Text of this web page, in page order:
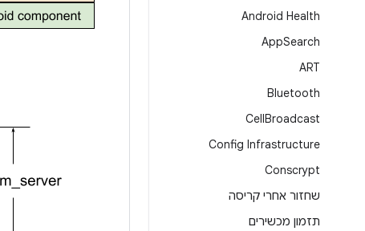
Android Health
AppSearch
ART
Bluetooth
CellBroadcast
Config Infrastructure
Conscrypt
שחזור אחרי קריסה
תזמון מכשירים